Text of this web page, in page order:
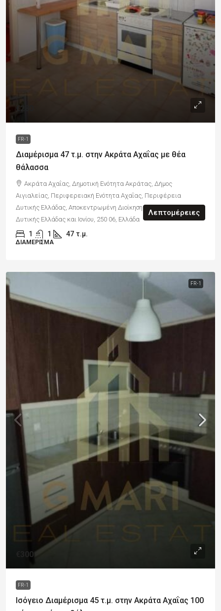
€280
FR-1
Διαμέρισμα 47 τ.μ. στην Ακράτα Αχαΐας με θέα
θάλασσα
Ακράτα Αχαΐας, Δημοτική Ενότητα Ακράτας, Δήμος
Αιγιαλείας, Περιφερειακή Ενότητα Αχαΐας, Περιφέρεια
Δυτικής Ελλάδας, Αποκεντρωμένη Διοίκηση Πελοποννήσου,
Δυτικής Ελλάδας και Ιονίου, 250 06, Ελλάδα
1 1 47 τ.μ.
ΔΙΑΜΈΡΙΣΜΑ
Λεπτομέρειες
FR-1
€300
FR-1
Ισόγειο Διαμέρισμα 45 τ.μ. στην Ακράτα Αχαΐας 100